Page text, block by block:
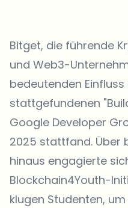
Bitget, die führende
und Web3-
bedeutenden
stattgefundenen
Google Developer
2025 stattfand. Über
hinaus engagierte
Blockchain4Youth-
klugen Studenten,